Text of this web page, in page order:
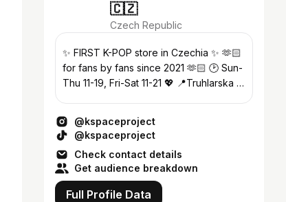
🇨🇿
Czech Republic
✨ FIRST K-POP store in Czechia ✨ 🫶🏻
for fans by fans since 2021 🫶🏻 🕑 Sun-
Thu 11-19, Fri-Sat 11-21 💖 📍Truhlarska 7,
@kspaceproject
@kspaceproject
Check contact details
Get audience breakdown
Full Profile Data